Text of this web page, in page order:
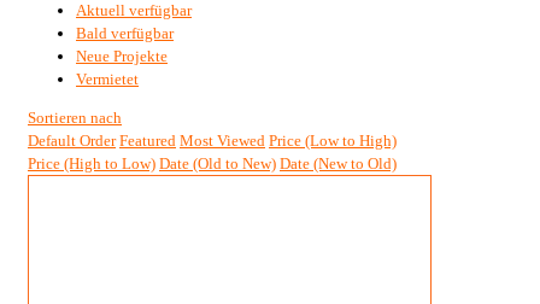
Aktuell verfügbar
Bald verfügbar
Neue Projekte
Vermietet
Sortieren nach
Default Order Featured Most Viewed Price (Low to High)
Price (High to Low) Date (Old to New) Date (New to Old)